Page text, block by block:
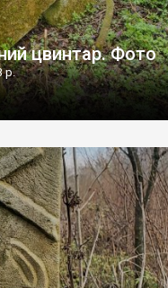
цвинтар. Фото
р.